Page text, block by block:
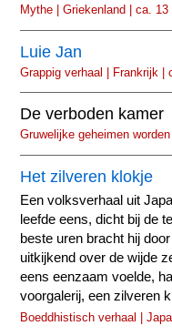
Mythe | Griekenland | ca. 13
Luie Jan
Grappig verhaal | Frankrijk |
De verboden kamer
Gruwelijke geheimen
Het zilveren klokje
Een volksverhaal uit
leefde eens, dicht bij de
beste uren bracht hij
uitkijkend over de wijde
eens eenzaam voelde,
voorgalerij, een zilveren
Boeddhistisch verhaal |